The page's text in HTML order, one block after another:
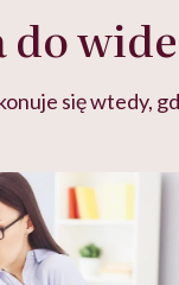
do
się wtedy,